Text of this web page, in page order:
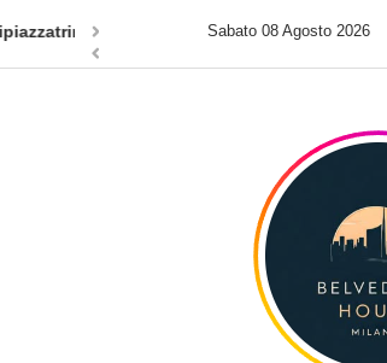
Tag Heuer lancia una variante
Sabato 08 Agosto 2026